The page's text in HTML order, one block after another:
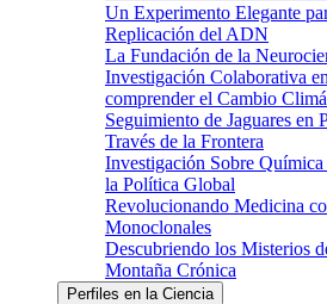
Un Experimento Elegante
Replicación del ADN
La Fundación de la
Investigación Colaborativa
comprender el Cambio
Seguimiento de Jaguares en
Través de la Frontera
Investigación Sobre
la Política Global
Revolucionando Medicina
Monoclonales
Descubriendo los Misterios
Montaña Crónica
Perfiles en la Ciencia